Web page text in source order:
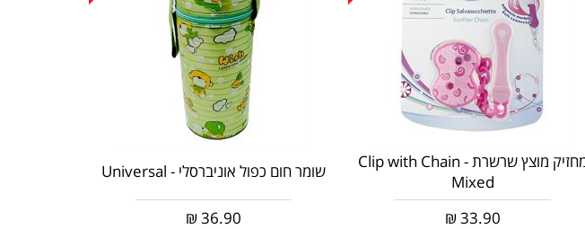
מחזיק מוצץ שרשרת - Clip with Chain
Mixed
33.90
₪
שומר חום כפול אוניברסלי - Universal
36.90
₪